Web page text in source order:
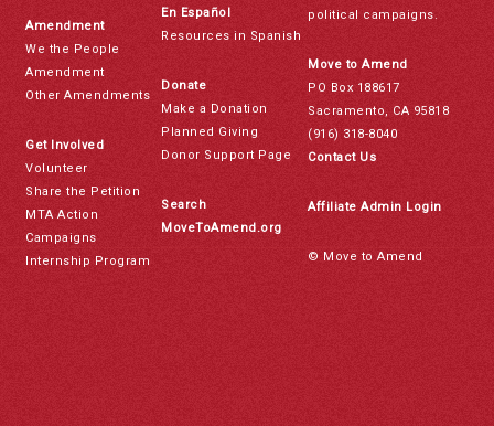
Amendment
We the People
Amendment
Other Amendments
Get Involved
Volunteer
Share the Petition
MTA Action
Campaigns
Internship Program
En Español
Resources in Spanish
Donate
Make a Donation
Planned Giving
Donor Support Page
Search
MoveToAmend.org
political campaigns.
Move to Amend
PO Box 188617
Sacramento, CA 95818
(916) 318-8040
Contact Us
Affiliate Admin Login
© Move to Amend